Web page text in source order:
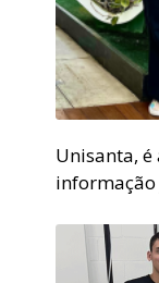
Unisanta,